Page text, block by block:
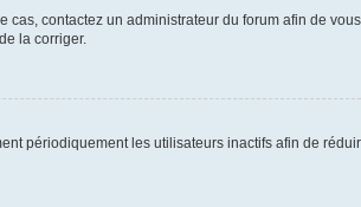
cas, contactez un administrateur du forum afin de
la corriger.
périodiquement les utilisateurs inactifs afin de